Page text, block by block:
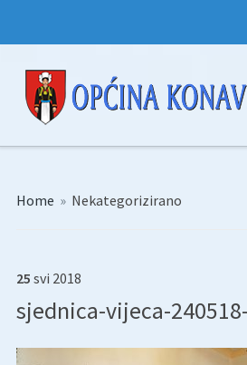
Home » Nekategorizirano
25 svi 2018
sjednica-vijeca-